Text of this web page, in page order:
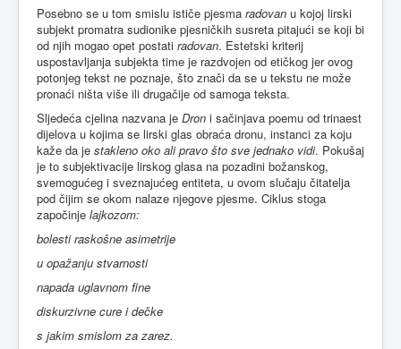
Posebno se u tom smislu ističe pjesma radovan u kojoj lirski
subjekt promatra sudionike pjesničkih susreta pitajući se koji bi
od njih mogao opet postati radovan. Estetski kriterij
uspostavljanja subjekta time je razdvojen od etičkog jer ovog
potonjeg tekst ne poznaje, što znači da se u tekstu ne može
pronaći ništa više ili drugačije od samoga teksta.
Sljedeća cjelina nazvana je Dron i sačinjava poemu od trinaest
dijelova u kojima se lirski glas obraća dronu, instanci za koju
kaže da je stakleno oko ali pravo što sve jednako vidi. Pokušaj
je to subjektivacije lirskog glasa na pozadini božanskog,
svemogućeg i sveznajućeg entiteta, u ovom slučaju čitatelja
pod čijim se okom nalaze njegove pjesme. Ciklus stoga
započinje lajkozom:
bolesti raskošne asimetrije
u opažanju stvarnosti
napada uglavnom fine
diskurzivne cure i dečke
s jakim smislom za zarez.